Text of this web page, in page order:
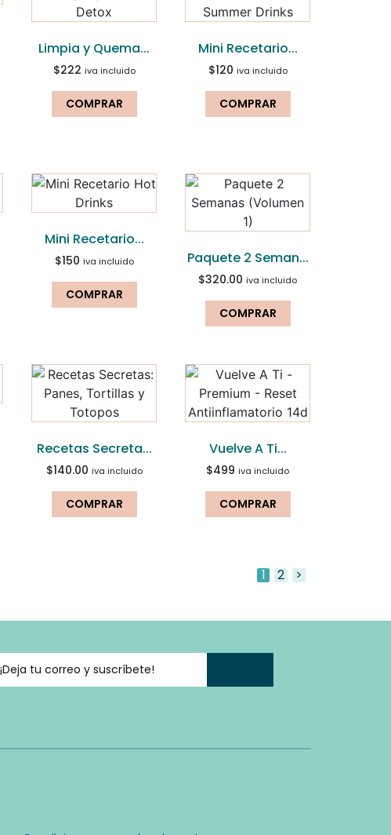
Limpia y Quema...
$222 iva incluido
COMPRAR
Mini Recetario...
$120 iva incluido
COMPRAR
Mini Recetario...
$150 iva incluido
COMPRAR
Paquete 2 Seman...
$320.00 iva incluido
COMPRAR
Recetas Secreta...
$140.00 iva incluido
COMPRAR
Vuelve A Ti...
$499 iva incluido
COMPRAR
1 2 >